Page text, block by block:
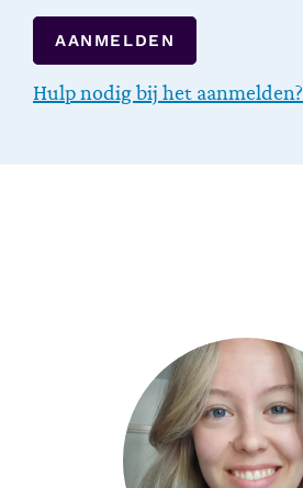
AANMELDEN
Hulp nodig bij het aanmelden?